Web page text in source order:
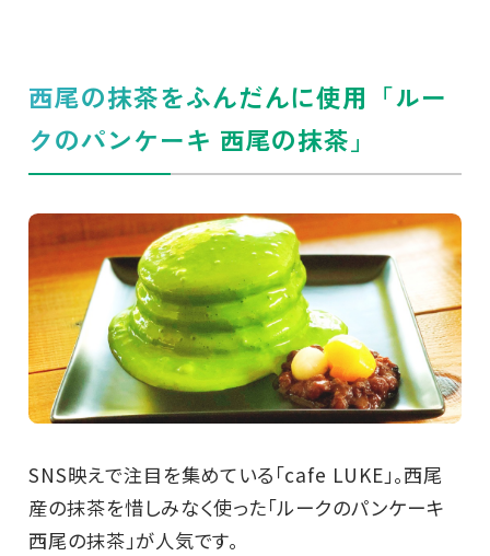
西尾の抹茶をふんだんに使用「ルー
クのパンケーキ 西尾の抹茶」
SNS映えで注目を集めている「cafe LUKE」。西尾
産の抹茶を惜しみなく使った「ルークのパンケーキ
西尾の抹茶」が人気です。